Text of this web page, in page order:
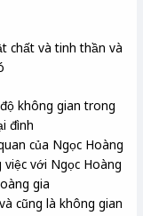
chất và tinh thần và
không gian trong
đình
của Ngọc Hoàng
với Ngọc Hoàng
gia
cũng là không gian